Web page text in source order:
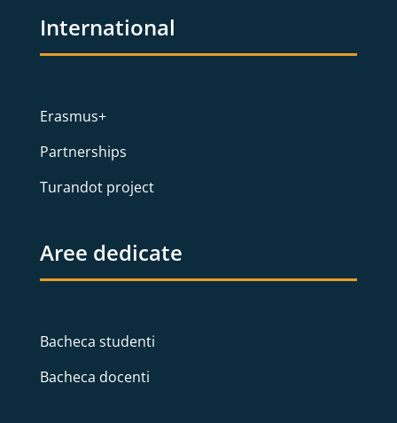
International
Erasmus+
Partnerships
Turandot project
Aree dedicate
Bacheca studenti
Bacheca docenti